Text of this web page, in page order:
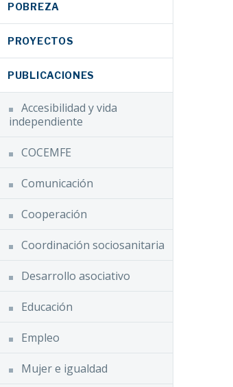
POBREZA
PROYECTOS
PUBLICACIONES
Accesibilidad y vida
independiente
COCEMFE
Comunicación
Cooperación
Coordinación sociosanitaria
Desarrollo asociativo
Educación
Empleo
Mujer e igualdad